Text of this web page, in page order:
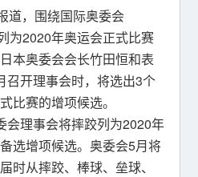
道，围绕国际奥委会
为2020年奥运会正式比赛
本奥委会会长竹田恒和表
召开理事会时，将选出3个
比赛的增项候选。
会理事会将摔跤列为2020年
选增项候选。奥委会5月将
时从摔跤、棒球、垒球、